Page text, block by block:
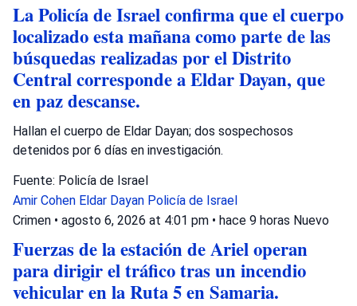
La Policía de Israel confirma que el cuerpo
localizado esta mañana como parte de las
búsquedas realizadas por el Distrito
Central corresponde a Eldar Dayan, que
en paz descanse.
Hallan el cuerpo de Eldar Dayan; dos sospechosos
detenidos por 6 días en investigación.
Fuente: Policía de Israel
Amir Cohen Eldar Dayan Policía de Israel
Crimen • agosto 6, 2026 at 4:01 pm • hace 9 horas Nuevo
Fuerzas de la estación de Ariel operan
para dirigir el tráfico tras un incendio
vehicular en la Ruta 5 en Samaria.